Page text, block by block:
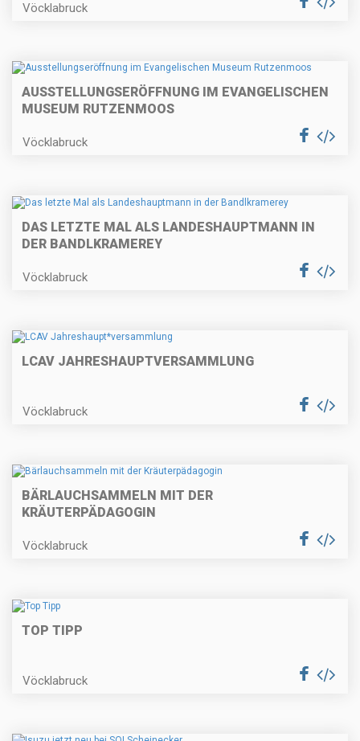
Vöcklabruck
AUSSTELLUNGSERÖFFNUNG IM EVANGELISCHEN
MUSEUM RUTZENMOOS
Vöcklabruck
DAS LETZTE MAL ALS LANDESHAUPTMANN IN
DER BANDLKRAMEREY
Vöcklabruck
LCAV JAHRESHAUPTVERSAMMLUNG
Vöcklabruck
BÄRLAUCHSAMMELN MIT DER
KRÄUTERPÄDAGOGIN
Vöcklabruck
TOP TIPP
Vöcklabruck